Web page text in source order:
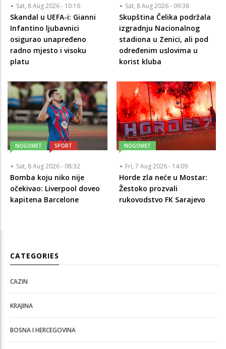
Sat, 8 Aug 2026 - 10:16
Skandal u UEFA-i: Gianni
Infantino ljubavnici
osigurao unapređeno
radno mjesto i visoku
platu
Sat, 8 Aug 2026 - 09:38
Skupština Čelika podržala
izgradnju Nacionalnog
stadiona u Zenici, ali pod
određenim uslovima u
korist kluba
NOGOMET SPORT
Sat, 8 Aug 2026 - 08:32
Bomba koju niko nije
očekivao: Liverpool doveo
kapitena Barcelone
NOGOMET
Fri, 7 Aug 2026 - 14:09
Horde zla neće u Mostar:
Žestoko prozvali
rukovodstvo FK Sarajevo
CATEGORIES
CAZIN
KRAJINA
BOSNA I HERCEGOVINA